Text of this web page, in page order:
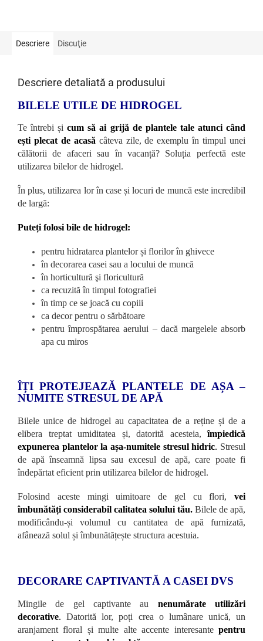
Descriere Discuţie
Descriere detaliată a produsului
BILELE UTILE DE HIDROGEL
Te întrebi șicum să ai grijă de plantele tale atunci când
ești plecat de acasă câteva zile, de exemplu în timpul unei
călătorii de afaceri sau în vacanță? Soluția perfectă este
utilizarea bilelor de hidrogel.
În plus, utilizarea lor în case și locuri de muncă este incredibil
de largă:
Puteți folosi bile de hidrogel:
pentru hidratarea plantelor și florilor în ghivece
în decorarea casei sau a locului de muncă
în horticultură şi floricultură
ca recuzită în timpul fotografiei
în timp ce se joacă cu copiii
ca decor pentru o sărbătoare
pentru împrospătarea aerului – dacă margelele absorb
apa cu miros
ÎȚI PROTEJEAZĂ PLANTELE DE AȘA –
NUMITE STRESUL DE APĂ
Bilele unice de hidrogel au capacitatea de a reține și de a
elibera treptat umiditatea și, datorită acesteia,împiedică
expunerea plantelor la așa-numitele stresul hidric. Stresul
de apă înseamnă lipsa sau excesul de apă, care poate fi
îndepărtat eficient prin utilizarea bilelor de hidrogel.
Folosind aceste mingi uimitoare de gel cu flori, vei
îmbunătăți considerabil calitatea solului tău. Bilele de apă,
modificându-și volumul cu cantitatea de apă furnizată,
afânează solul și îmbunătățește structura acestuia.
DECORARE CAPTIVANTĂ A CASEI DVS
Mingile de gel captivante au nenumărate utilizări
decorative. Datorită lor, poți crea o lumânare unică, un
aranjament floral și multe alte accente interesante pentru